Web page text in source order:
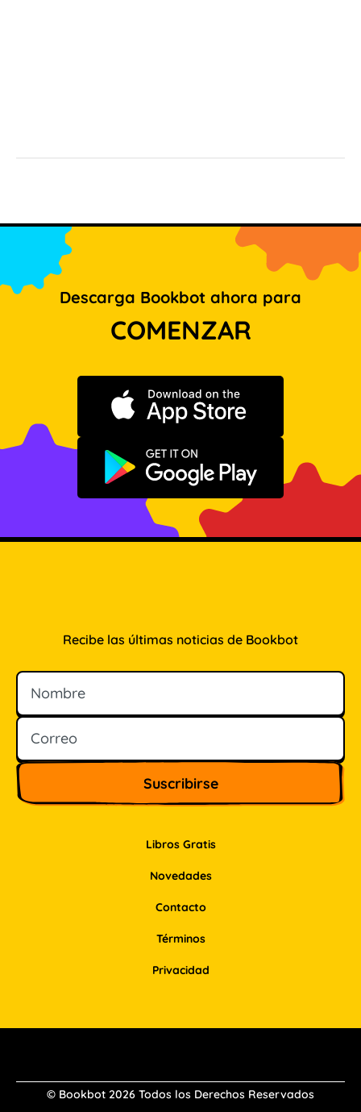
Descarga Bookbot ahora para
COMENZAR
Descargar en App Store
Disponible en Google Play
Libros Gratis
Novedades
Contacto
Recibe las últimas noticias de Bookbot
Nombre
Correo
Términos
Privacidad
© Bookbot 2026 Todos los Derechos Reservados